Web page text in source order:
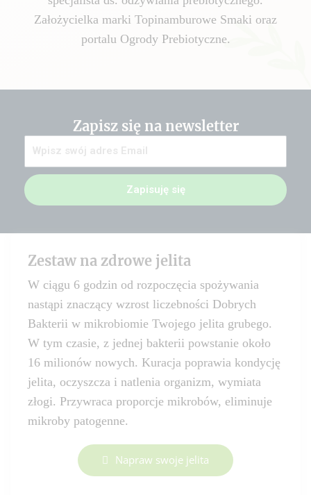
Założycielka marki Topinamburowe Smaki oraz
portalu Ogrody Prebiotyczne.
Zapisz się na newsletter
Zapisuję się
Zestaw na zdrowe jelita
W ciągu 6 godzin od rozpoczęcia spożywania
nastąpi znaczący wzrost liczebności Dobrych
Bakterii w mikrobiomie Twojego jelita grubego.
W tym czasie, z jednej bakterii powstanie około
16 milionów nowych. Kuracja poprawia kondycję
jelita, oczyszcza i natlenia organizm, wymiata
złogi. Przywraca proporcje mikrobów, eliminuje
mikroby patogenne.
Napraw swoje jelita